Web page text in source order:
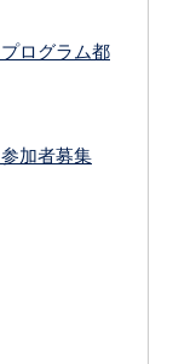
ログラム都
加者募集